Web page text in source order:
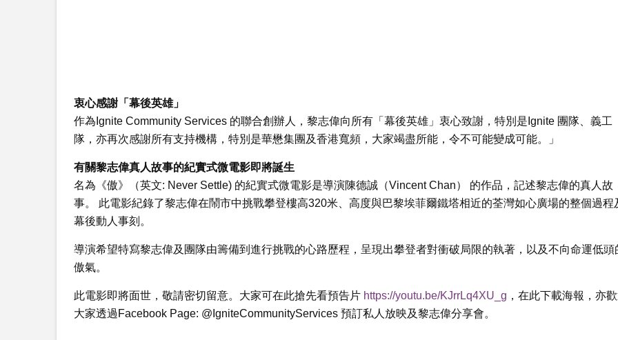
衷心感謝「幕後英雄」
作為Ignite Community Services 的聯合創辦人，黎志偉向所有「幕後英雄」衷心致謝，特別是Ignite 團隊、義工
隊，亦再次感謝所有支持機構，特別是華懋集團及香港寬頻，大家竭盡所能，令不可能變成可能。」
有關黎志偉真人故事的紀實式微電影即將誕生
名為《傲》（英文: Never Settle) 的紀實式微電影是導演陳德誠（Vincent Chan） 的作品，記述黎志偉的真人故
事。 此電影紀錄了黎志偉在鬧市中挑戰攀登樓高320米、高度與巴黎埃菲爾鐵塔相近的荃灣如心廣場的整個過程
幕後動人事刻。
導演希望特寫黎志偉及團隊由籌備到進行挑戰的心路歷程，呈現出攀登者對衝破局限的執著，以及不向命運低頭
傲氣。
此電影即將面世，敬請密切留意。大家可在此搶先看預告片 https://youtu.be/KJrrLq4XU_g ，在此下載海報，亦
大家透過Facebook Page: @IgniteCommunityServices 預訂私人放映及黎志偉分享會。